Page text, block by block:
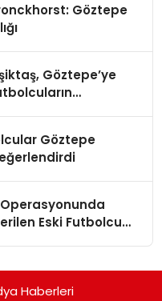
Göztepe
Göztepe’ye
Göztepe
Operasyonunda
Eski Futbolcu
Haberleri